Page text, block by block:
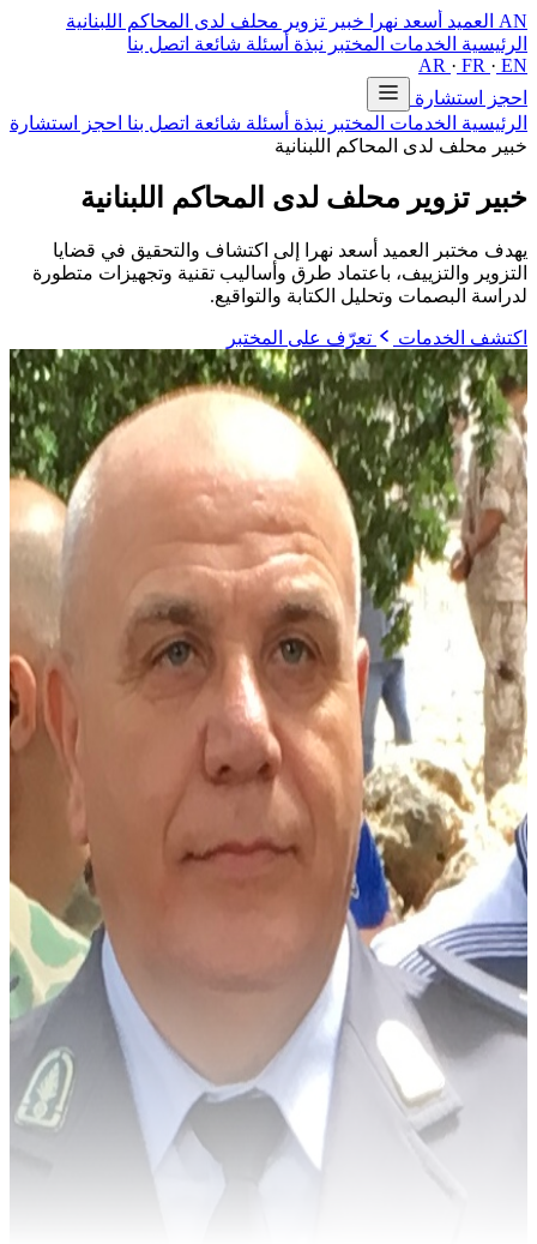
AN العميد أسعد نهرا خبير تزوير محلف لدى المحاكم اللبنانية
الرئيسية الخدمات المختبر نبذة أسئلة شائعة اتصل بنا
AR · FR · EN
احجز استشارة
الرئيسية الخدمات المختبر نبذة أسئلة شائعة اتصل بنا احجز استشارة
خبير محلف لدى المحاكم اللبنانية
خبير تزوير محلف لدى المحاكم اللبنانية
يهدف مختبر العميد أسعد نهرا إلى اكتشاف والتحقيق في قضايا
التزوير والتزييف، باعتماد طرق وأساليب تقنية وتجهيزات متطورة
لدراسة البصمات وتحليل الكتابة والتواقيع.
اكتشف الخدمات تعرّف على المختبر